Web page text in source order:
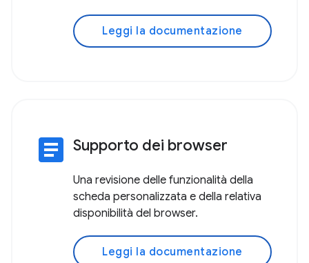
Leggi la documentazione
article Supporto dei browser
Una revisione delle funzionalità della
scheda personalizzata e della relativa
disponibilità del browser.
Leggi la documentazione